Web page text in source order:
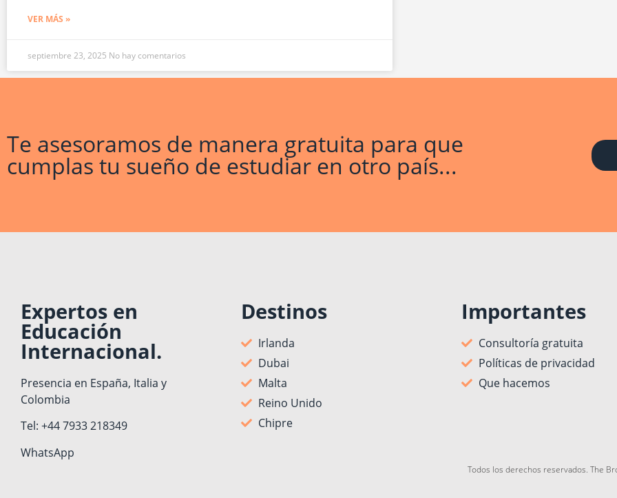
VER MÁS »
septiembre 23, 2025 No hay comentarios
Te asesoramos de manera gratuita para que
cumplas tu sueño de estudiar en otro país...
Expertos en
Educación
Internacional.
Presencia en España, Italia y
Colombia
Tel: +44 7933 218349
WhatsApp
Destinos
Irlanda
Dubai
Malta
Reino Unido
Chipre
Importantes
Consultoría gratuita
Políticas de privacidad
Que hacemos
Todos los derechos reservados. The